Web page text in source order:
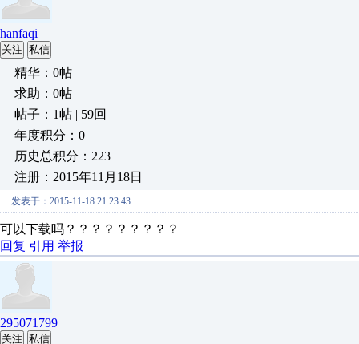
hanfaqi
关注 私信
精华：0帖
求助：0帖
帖子：1帖 | 59回
年度积分：0
历史总积分：223
注册：2015年11月18日
发表于：2015-11-18 21:23:43
可以下载吗？？？？？？？？？
回复 引用 举报
295071799
关注 私信